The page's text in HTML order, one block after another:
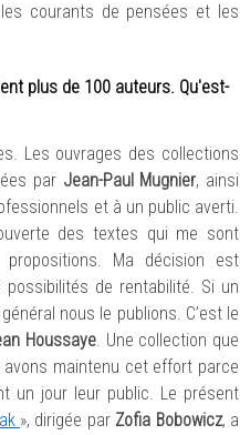
courants de pensées et les
plus de 100 auteurs. Qu'est-
Les ouvrages des collections
par Jean-Paul Mugnier, ainsi
et à un public averti.
des textes qui me sont
Ma décision est
de rentabilité. Si un
nous le publions. C’est le
Houssaye. Une collection que
maintenu cet effort parce
un jour leur public. Le présent
», dirigée par Zofia Bobowicz, a